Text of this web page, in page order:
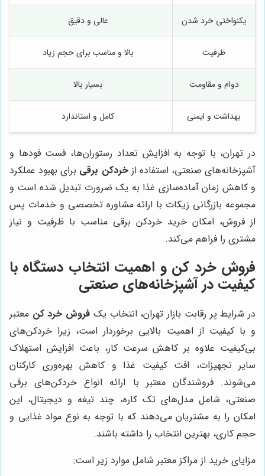
یکنواختی خرد شدن عالی و دقیق
ظرفیت بالا و مناسب برای حجم زیاد
دوام و مقاومت بسیار بالا
بهداشت و ایمنی کامل و استاندارد
در تهران، با توجه به افزایش تعداد رستوران‌ها، فست فودها و
آشپزخانه‌های صنعتی، استفاده از خردکن برقی برای بهبود عملکرد
و کاهش زمان آماده‌سازی غذا به یک ضرورت تبدیل شده است و
مجموعه بازرگانی زیکات با ارائه مشاوره تخصصی و خدمات پس
از فروش، امکان خرید خردکن برقی مناسب با ظرفیت و نیاز
مشتری را فراهم می‌کند.
فروش خرد کن و اهمیت انتخاب دستگاه با
کیفیت در آشپزخانه‌های صنعتی
در شرایط پر رقابت بازار تهران، انتخاب یک فروش خرد کن معتبر
و با کیفیت از اهمیت بالایی برخوردار است، زیرا خردکن‌های
بی‌کیفیت علاوه بر کاهش سرعت کار، باعث افزایش استهلاک
سایر تجهیزات، افت کیفیت غذا و کاهش بهره‌وری کارکنان
می‌شوند. فروشندگان معتبر با ارائه انواع خردکن‌های برقی
صنعتی، شامل مدل‌های تک کاره، چند تیغه و دیجیتال، این
امکان را به مشتریان می‌دهند که با توجه به نوع مواد غذایی و
حجم کاری، بهترین انتخاب را داشته باشند.
مزایای خرید از مراکز معتبر شامل موارد زیر است: